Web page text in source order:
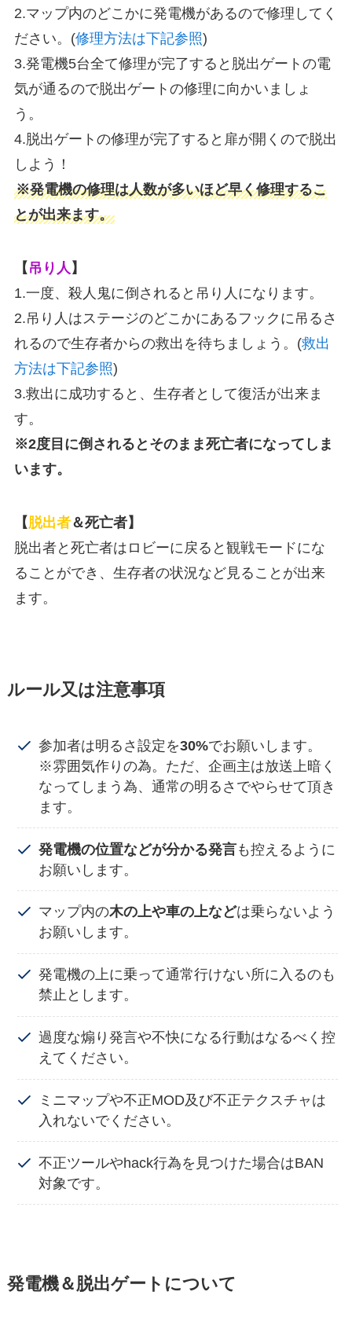
2.マップ内のどこかに発電機があるので修理してく
ださい。(修理方法は下記参照)
3.発電機5台全て修理が完了すると脱出ゲートの電
気が通るので脱出ゲートの修理に向かいましょ
う。
4.脱出ゲートの修理が完了すると扉が開くので脱出
しよう！
※発電機の修理は人数が多いほど早く修理するこ
とが出来ます。
【 吊り人 】
1.一度、殺人鬼に倒されると吊り人になります。
2.吊り人はステージのどこかにあるフックに吊るさ
れるので生存者からの救出を待ちましょう。(救出
方法は下記参照)
3.救出に成功すると、生存者として復活が出来ま
す。
※2度目に倒されるとそのまま死亡者になってしま
います。
【脱出者＆死亡者】
脱出者と死亡者はロビーに戻ると観戦モードにな
ることができ、生存者の状況など見ることが出来
ます。
ルール又は注意事項
参加者は明るさ設定を30%でお願いします。
※雰囲気作りの為。ただ、企画主は放送上暗く
なってしまう為、通常の明るさでやらせて頂き
ます。
発電機の位置などが分かる発言も控えるように
お願いします。
マップ内の木の上や車の上などは乗らないよう
お願いします。
発電機の上に乗って通常行けない所に入るのも
禁止とします。
過度な煽り発言や不快になる行動はなるべく控
えてください。
ミニマップや不正MOD及び不正テクスチャは
入れないでください。
不正ツールやhack行為を見つけた場合はBAN
対象です。
発電機＆脱出ゲートについて